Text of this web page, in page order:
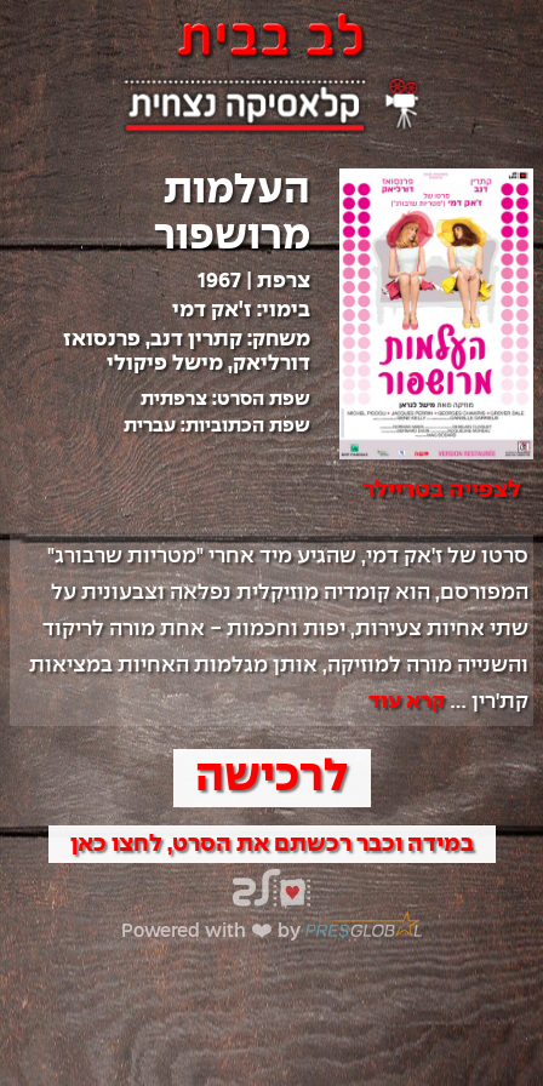
העלמות
מרושפור
צרפת |
1967
בימוי:ז'אק דמי
משחק:קתרין דנב, פרנסואז
דורליאק, מישל פיקולי
שפת הסרט:צרפתית
שפת הכתוביות:עברית
לצפייה בטריילר
המפורסם, הוא קומדיה מוזיקלית נפלאה וצבעונית על
והשנייה מורה למוזיקה, אותן מגלמות האחיות במציאות
קת'רין ... קרא עוד
לרכישה
במידה וכבר רכשתם את הסרט, לחצו כאן
Powered with ❤️ by